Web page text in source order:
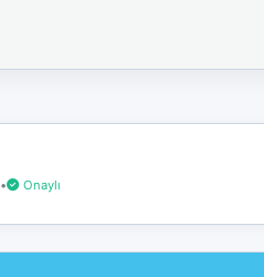
• Onaylı
bağlantınız